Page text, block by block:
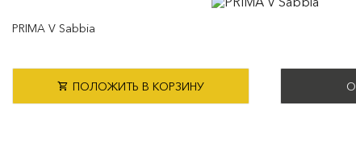
PRIMA V Sabbia
ПОЛОЖИТЬ В КОРЗИНУ